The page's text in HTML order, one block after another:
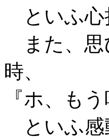
といふ心
また、思
時、
『ホ、も
といふ感